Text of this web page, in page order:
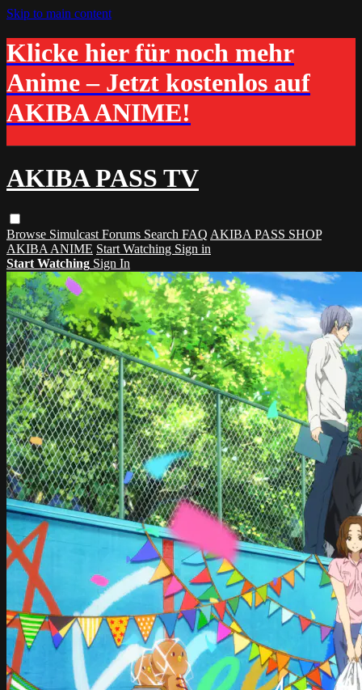
Skip to main content
Klicke hier für noch mehr
Anime – Jetzt kostenlos auf
AKIBA ANIME!
AKIBA PASS TV
Browse Simulcast Forums Search FAQ AKIBA PASS SHOP
AKIBA ANIME Start Watching Sign in
Start Watching Sign In